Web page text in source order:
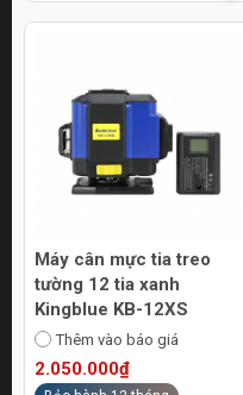
Máy cân mực tia treo
tường 12 tia xanh
Kingblue KB-12XS
Thêm vào báo giá
2.050.000₫